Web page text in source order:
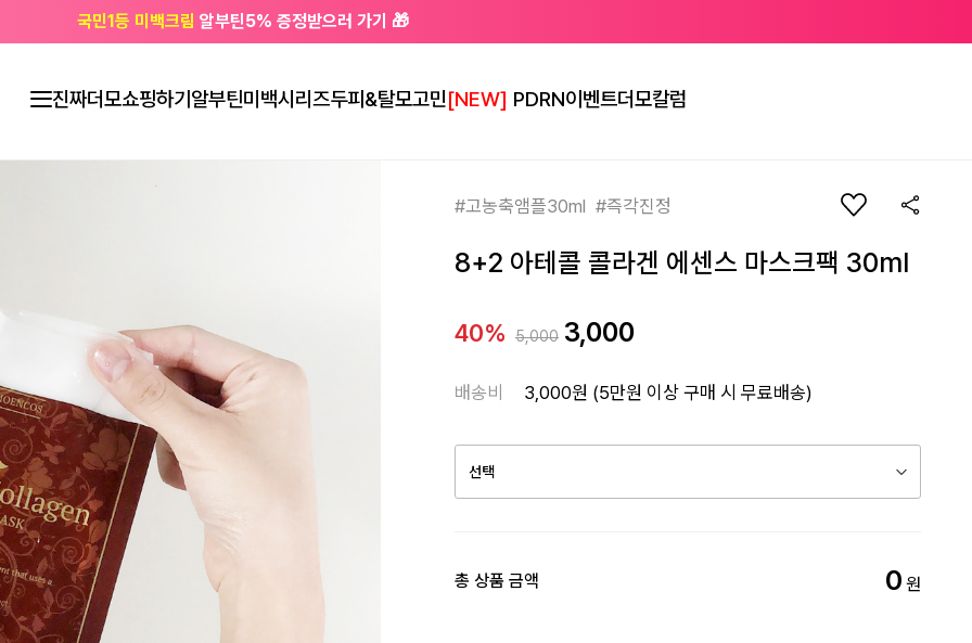
국민1등 미백크림 알부틴5% 증정받으러 가기 🎁
진짜더모쇼핑하기 알부틴미백시리즈두피&탈모고민[NEW] PDRN이벤트더모칼럼
#고농축앰플30ml #즉각진정
8+2 아테콜 콜라겐 에센스 마스크팩 30ml
40% 5,000 3,000
배송비 3,000원 (5만원 이상 구매 시 무료배송)
총 상품 금액 0 원